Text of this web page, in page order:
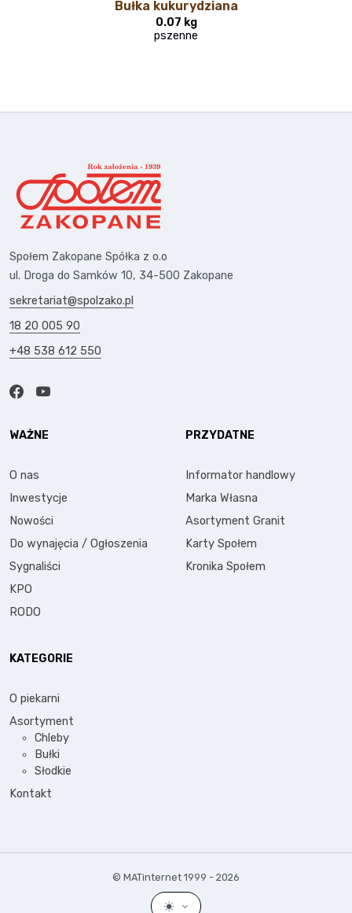
Bułka kukurydziana
0.07 kg
pszenne
Społem Zakopane Spółka z o.o
ul. Droga do Samków 10, 34-500 Zakopane
sekretariat@spolzako.pl
18 20 005 90
+48 538 612 550
WAŻNE
O nas
Inwestycje
Nowości
Do wynajęcia / Ogłoszenia
Sygnaliści
KPO
RODO
PRZYDATNE
Informator handlowy
Marka Własna
Asortyment Granit
Karty Społem
Kronika Społem
KATEGORIE
O piekarni
Asortyment
Chleby
Bułki
Słodkie
Kontakt
© MATinternet 1999 - 2026